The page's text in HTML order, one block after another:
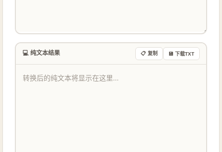
💻 纯文本结果 📋 复制 💾 下载TXT